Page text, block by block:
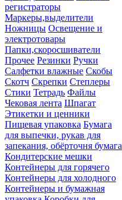
регистраторы
Маркеры,выделители
Ножницы Освещение и
электротовары
Папки,скоросшиватели
Прочее Резинки Ручки
Салфетки влажные Скобы
Скотч Скрепки Степлеры
Стики Тетрадь Файлы
Чековая лента Шпагат
Этикетки и ценники
Пищевая упаковка Бумага
для выпечки, рукав для
запекания, обёрточня бумага
Кондитерские мешки
Контейнеры для горячего
Контейнеры для холодного
Контейнеры и бумажная